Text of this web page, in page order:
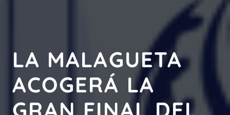
LA MALAGUETA
ACOGERÁ LA
GRAN FINAL DEL